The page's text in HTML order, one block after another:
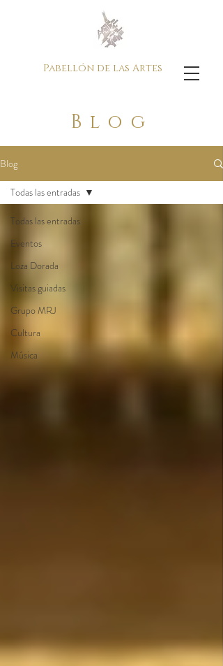
Pabellón de las Artes
Blog
Blog
Todas las entradas
Eventos
Loza Dorada
Visitas guiadas
Grupo MRJ
Cultura
Música
Todas las entradas